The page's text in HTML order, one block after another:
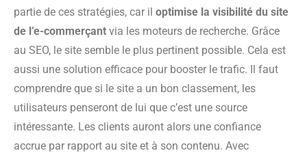
partie de ces stratégies, car il optimise la visibilité du site
de l’e-commerçant via les moteurs de recherche. Grâce
au SEO, le site semble le plus pertinent possible. Cela est
aussi une solution efficace pour booster le trafic. Il faut
comprendre que si le site a un bon classement, les
utilisateurs penseront de lui que c’est une source
intéressante. Les clients auront alors une confiance
accrue par rapport au site et à son contenu. Avec